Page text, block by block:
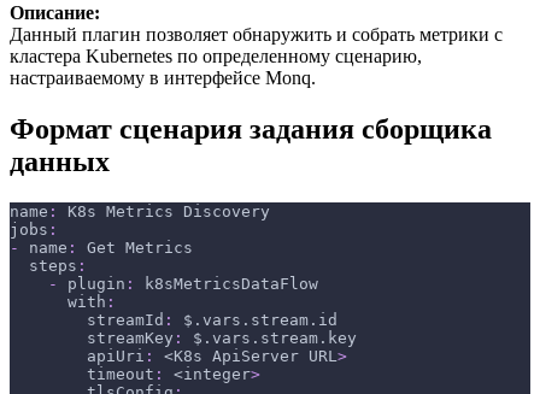
Описание:
Данный плагин позволяет обнаружить и собрать метрики с
кластера Kubernetes по определенному сценарию,
настраиваемому в интерфейсе Monq.
Формат сценария задания сборщика
данных
name :
K8s Metrics Discovery
jobs :
-
name :
Get Metrics
steps :
-
plugin :
k8sMetricsDataFlow
with :
streamId :
$.vars.stream.id
streamKey :
$.vars.stream.key
apiUri : <K8s ApiServer URL >
timeout : <integer>